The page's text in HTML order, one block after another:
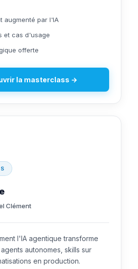
augmenté par l'IA
et cas d'usage
offerte
la masterclass →
Clément
l'IA agentique transforme
autonomes, skills sur
en production.